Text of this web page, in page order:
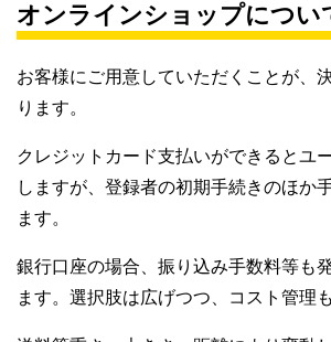
オンラインショップについ
お客様にご用意していただくことが、
ります。
クレジットカード支払いができるとユ
しますが、登録者の初期手続きのほか
ます。
銀行口座の場合、振り込み手数料等も
ます。選択肢は広げつつ、コスト管理